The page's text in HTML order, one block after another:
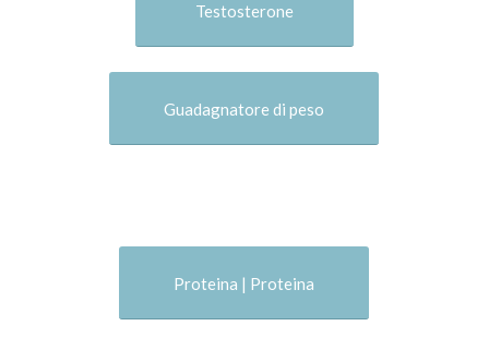
Testosterone
Guadagnatore di peso
Proteina | Proteina